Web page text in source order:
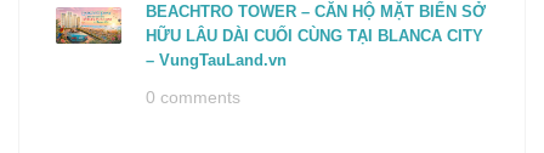
BEACHTRO TOWER – CĂN HỘ MẶT BIỂN SỞ
HỮU LÂU DÀI CUỐI CÙNG TẠI BLANCA CITY
– VungTauLand.vn
0 comments